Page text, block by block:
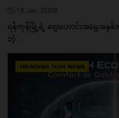
13 Jan, 2026
ရန်ကုန်မြို့ရဲ့ ရှေးဟောင်းအမွေအ
တဲ့...
TRENDING TECH NEWS